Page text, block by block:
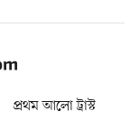
প্রথম আলো ট্রাস্ট